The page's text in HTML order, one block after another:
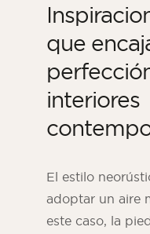
que
interiores
El estilo
adoptar un aire
este caso, la